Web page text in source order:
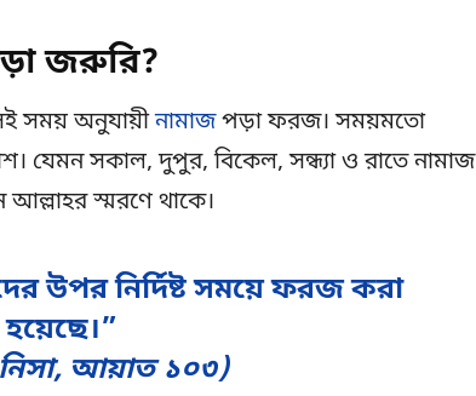
জরুরি?
সময় অনুযায়ীনামাজপড়া ফরজ। সময়মতো
যেমন সকাল, দুপুর, বিকেল, সন্ধ্যা ও রাতে নামাজ
স্মরণে থাকে।
উপর নির্দিষ্ট সময়ে ফরজ করা
হয়েছে।”
আয়াত ১০৩)